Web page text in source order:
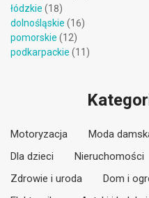
łódzkie (18)
dolnośląskie (16)
pomorskie (12)
podkarpackie (11)
Motoryzacja Moda
Dla dzieci
Nieruchomości
Zdrowie i uroda
Dom i